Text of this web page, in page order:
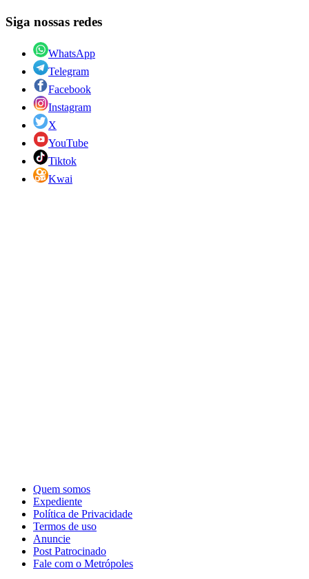
Siga nossas redes
WhatsApp
Telegram
Facebook
Instagram
X
YouTube
Tiktok
Kwai
Quem somos
Expediente
Política de Privacidade
Termos de uso
Anuncie
Post Patrocinado
Fale com o Metrópoles